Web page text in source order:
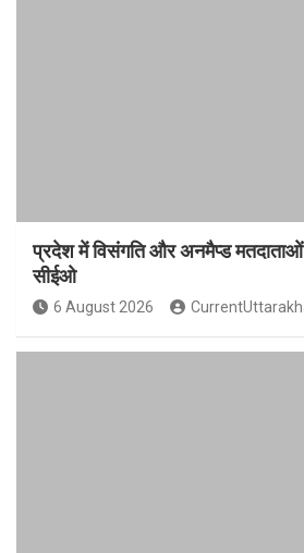
प्रदेश में विसंगति और अनमैप्ड मतदाताओं
सीईओ
6 August 2026